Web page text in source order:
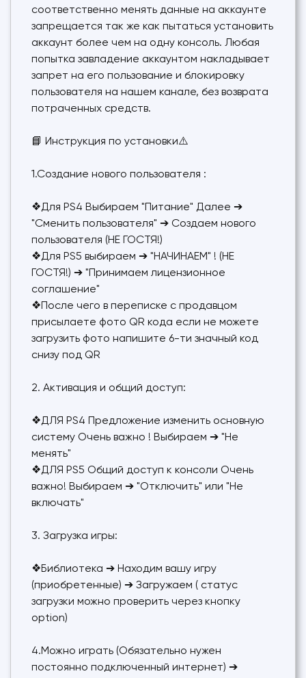
соответственно менять данные на аккаунте
запрещается так же как пытаться установить
аккаунт более чем на одну консоль. Любая
попытка завладение аккаунтом накладывает
запрет на его пользование и блокировку
пользователя на нашем канале, без возврата
потраченных средств.
📘 Инструкция по установки⚠️
1.Создание нового пользователя :
❖Для PS4 Выбираем "Питание" Далее ➔
"Сменить пользователя" ➔ Создаем нового
пользователя (НЕ ГОСТЯ!)
❖Для PS5 выбираем ➔ "НАЧИНАЕМ" ! (НЕ
ГОСТЯ!) ➔ "Принимаем лицензионное
соглашение"
❖После чего в переписке с продавцом
присылаете фото QR кода если не можете
загрузить фото напишите 6-ти значный код
снизу под QR
2. Активация и общий доступ:
❖ДЛЯ PS4 Предложение изменить основную
систему Очень важно ! Выбираем ➔ "Не
менять"
❖ДЛЯ PS5 Общий доступ к консоли Очень
важно! Выбираем ➔ "Отключить" или "Не
включать"
3. Загрузка игры:
❖Библиотека ➔ Находим вашу игру
(приобретенные) ➔ Загружаем ( статус
загрузки можно проверить через кнопку
option)
4.Можно играть (Обязательно нужен
постоянно подключенный интернет) ➔